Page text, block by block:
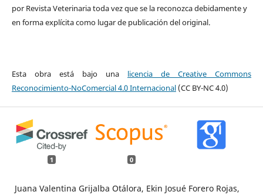
por Revista Veterinaria toda vez que se la reconozca debidamente y
en forma explícita como lugar de publicación del original.
Esta obra está bajo una licencia de Creative Commons
Reconocimiento-NoComercial 4.0 Internacional(CC BY-NC 4.0)
1 0
Juana Valentina Grijalba Otálora, Ekin Josué Forero Rojas,